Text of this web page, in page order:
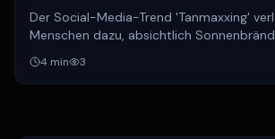
Der Social-Media-Trend 'Tanmaxxing'
Menschen dazu, absichtlich
herbeizuführen. Experten warnen
langfristigen, lebensbedrohlichen Folgen.
4 min 3